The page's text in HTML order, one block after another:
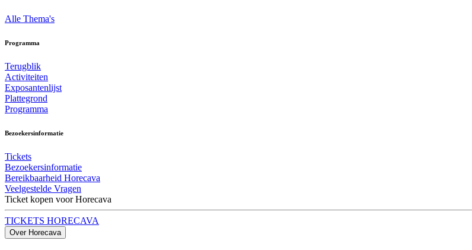
Alle Thema's
Programma
Terugblik
Activiteiten
Exposantenlijst
Plattegrond
Programma
Bezoekersinformatie
Tickets
Bezoekersinformatie
Bereikbaarheid Horecava
Veelgestelde Vragen
Ticket kopen voor Horecava
TICKETS HORECAVA
Over Horecava